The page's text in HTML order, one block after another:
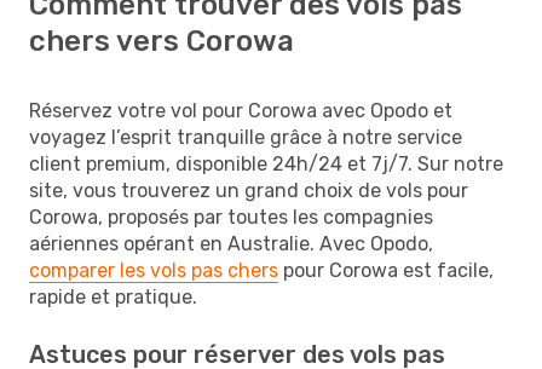
chers vers Corowa
Réservez votre vol pour Corowa avec Opodo et
voyagez l’esprit tranquille grâce à notre service
client premium, disponible 24h/24 et 7j/7. Sur notre
site, vous trouverez un grand choix de vols pour
Corowa, proposés par toutes les compagnies
aériennes opérant en Australie. Avec Opodo,
comparer les vols pas chers pour Corowa est facile,
rapide et pratique.
Astuces pour réserver des vols pas